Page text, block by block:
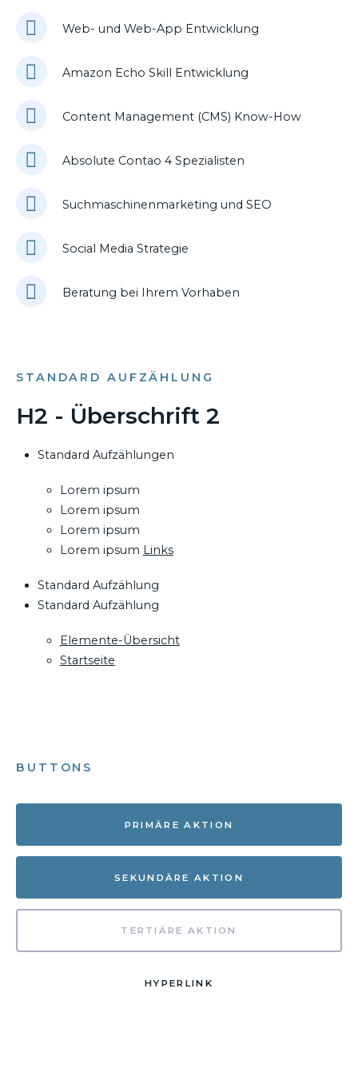
Web- und Web-App Entwicklung
Amazon Echo Skill Entwicklung
Content Management (CMS) Know-How
Absolute Contao 4 Spezialisten
Suchmaschinenmarketing und SEO
Social Media Strategie
Beratung bei Ihrem Vorhaben
STANDARD AUFZÄHLUNG
H2 - Überschrift 2
Standard Aufzählungen
Lorem ipsum
Lorem ipsum
Lorem ipsum
Lorem ipsum Links
Standard Aufzählung
Standard Aufzählung
Elemente-Übersicht
Startseite
BUTTONS
PRIMÄRE AKTION
SEKUNDÄRE AKTION
TERTIÄRE AKTION
HYPERLINK